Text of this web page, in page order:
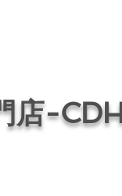
店-